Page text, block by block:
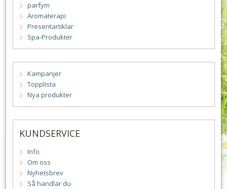
parfym
Aromaterapi
Presentartiklar
Spa-Produkter
Kampanjer
Topplista
Nya produkter
KUNDSERVICE
Info
Om oss
Nyhetsbrev
Så handlar du